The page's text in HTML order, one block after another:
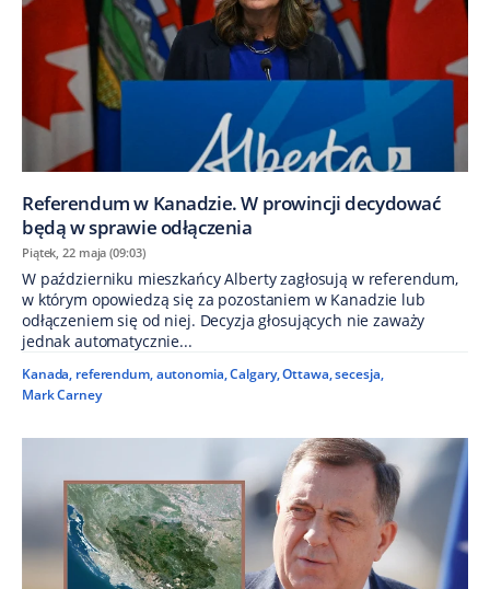
Referendum w Kanadzie. W prowincji decydować
będą w sprawie odłączenia
Piątek, 22 maja (09:03)
W październiku mieszkańcy Alberty zagłosują w referendum,
w którym opowiedzą się za pozostaniem w Kanadzie lub
odłączeniem się od niej. Decyzja głosujących nie zaważy
jednak automatycznie...
Kanada, referendum,autonomia,Calgary,Ottawa,secesja,
Mark Carney